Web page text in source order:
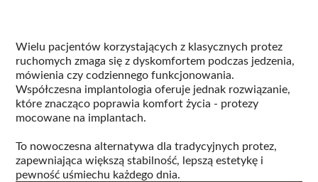
Wielu pacjentów korzystających z klasycznych protez
ruchomych zmaga się z dyskomfortem podczas jedzenia,
mówienia czy codziennego funkcjonowania.
Współczesna implantologia oferuje jednak rozwiązanie,
które znacząco poprawia komfort życia - protezy
mocowane na implantach.
To nowoczesna alternatywa dla tradycyjnych protez,
zapewniająca większą stabilność, lepszą estetykę i
pewność uśmiechu każdego dnia.